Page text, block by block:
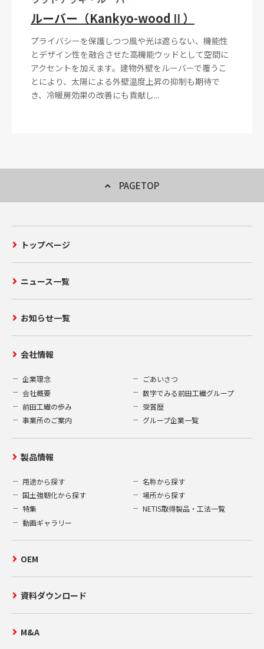
ルーバー（Kankyo-woodⅡ）
プライバシーを保護しつつ風や光は遮らない、機能性
とデザイン性を融合させた高機能ウッドとして空間に
アクセントを加えます。建物外壁をルーバーで覆うこ
とにより、太陽による外壁温度上昇の抑制も期待で
き、冷暖房効果の改善にも貢献し...
PAGETOP
トップページ
ニュース一覧
お知らせ一覧
会社情報
企業理念
ごあいさつ
会社概要
数字でみる前田工繊グループ
前田工繊の歩み
受賞歴
事業所のご案内
グループ企業一覧
製品情報
用途から探す
名称から探す
国土強靭化から探す
場所から探す
特集
NETIS取得製品・工法一覧
動画ギャラリー
OEM
資料ダウンロード
M&A